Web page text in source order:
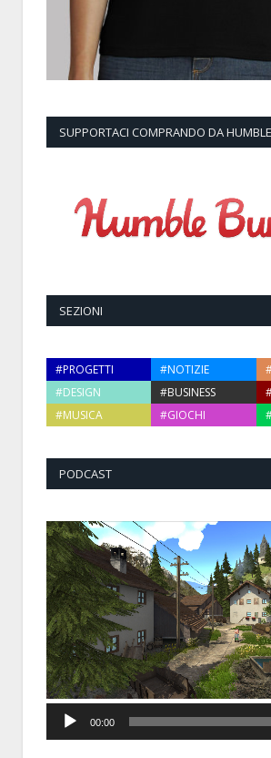
SUPPORTACI COMPRANDO DA HUMBLE
SEZIONI
#PROGETTI #NOTIZIE
#DESIGN
#BUSINESS
#MUSICA
#GIOCHI
PODCAST
Player
00:00